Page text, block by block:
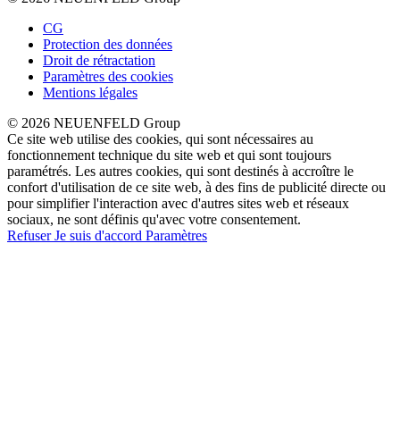
CG
Protection des données
Droit de rétractation
Paramètres des cookies
Mentions légales
© 2026 NEUENFELD Group
Ce site web utilise des cookies, qui sont nécessaires au
fonctionnement technique du site web et qui sont toujours
paramétrés. Les autres cookies, qui sont destinés à accroître le
confort d'utilisation de ce site web, à des fins de publicité directe ou
pour simplifier l'interaction avec d'autres sites web et réseaux
sociaux, ne sont définis qu'avec votre consentement.
RefuserJe suis d'accord Paramètres